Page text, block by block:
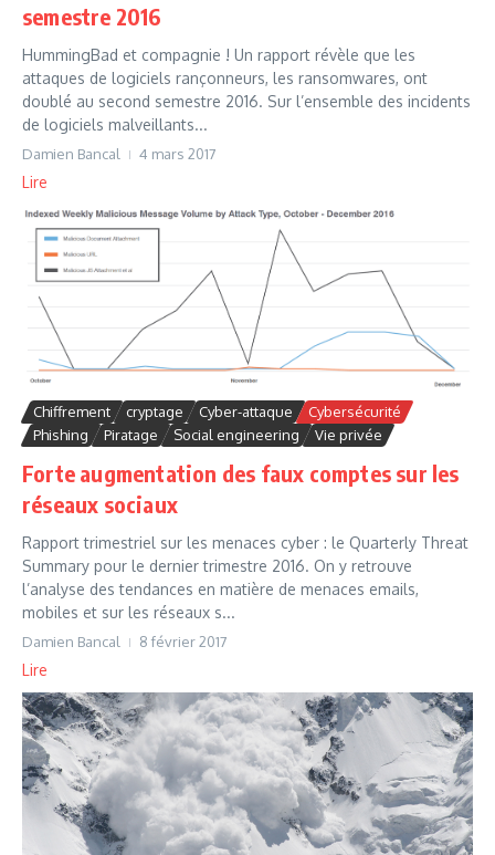
semestre 2016
HummingBad et compagnie ! Un rapport révèle que les
attaques de logiciels rançonneurs, les ransomwares, ont
doublé au second semestre 2016. Sur l’ensemble des incidents
de logiciels malveillants...
Damien Bancal 4 mars 2017
Lire
Chiffrement cryptage Cyber-attaque
Cybersécurité
Phishing
Piratage Social engineering Vie privée
Forte augmentation des faux comptes sur les
réseaux sociaux
Rapport trimestriel sur les menaces cyber : le Quarterly Threat
Summary pour le dernier trimestre 2016. On y retrouve
l’analyse des tendances en matière de menaces emails,
mobiles et sur les réseaux s...
Damien Bancal 8 février 2017
Lire